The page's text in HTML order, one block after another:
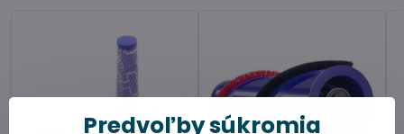
Predvoľby súkromia